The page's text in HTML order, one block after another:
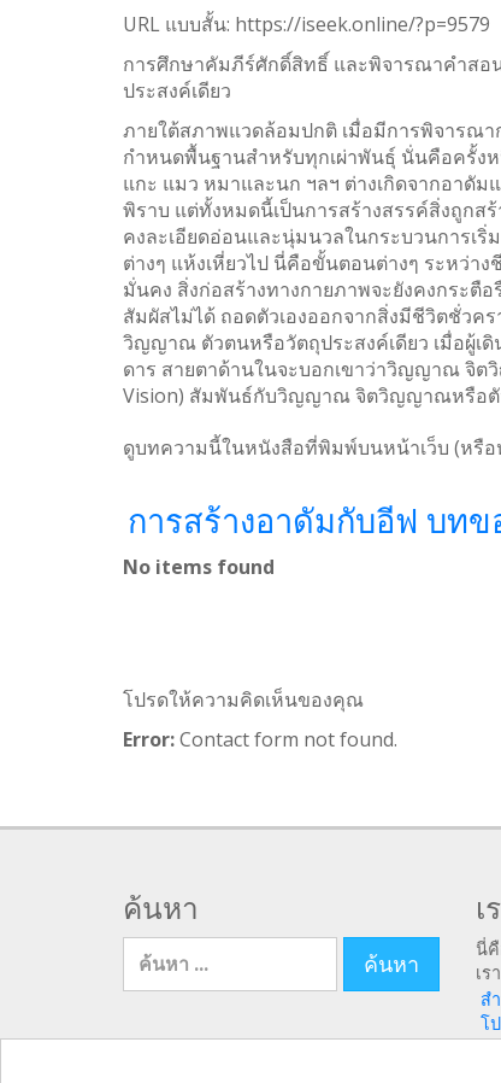
URL แบบสั้น: https://iseek.online/?p=9579
การศึกษาคัมภีร์ศักดิ์สิทธิ์ และพิจารณาคำสอ
ประสงค์เดียว
ภายใต้สภาพแวดล้อมปกติ เมื่อมีการพิจารณ
กำหนดพื้นฐานสำหรับทุกเผ่าพันธุ์ นั่นคือครั้ง
แกะ แมว หมาและนก ฯลฯ ต่างเกิดจากอาดั
พิราบ แต่ทั้งหมดนี้เป็นการสร้างสรรค์สิ่งถูกส
คงละเอียดอ่อนและนุ่มนวลในกระบวนการเ
ต่างๆ แห้งเหี่ยวไป นี่คือขั้นตอนต่างๆ ระหว่า
มั่นคง สิ่งก่อสร้างทางกายภาพจะยังคงกระตื
สัมผัสไม่ได้ ถอดตัวเองออกจากสิ่งมีชีวิตชั่วค
วิญญาณ ตัวตนหรือวัตถุประสงค์เดียว เมื่อผู้
ดาร สายตาด้านในจะบอกเขาว่าวิญญาณ จิ
Vision) สัมพันธ์กับวิญญาณ จิตวิญญาณหรือตั
ดูบทความนี้ในหนังสือที่พิมพ์บนหน้าเว็บ (หรือ
การสร้างอาดัมกับอีฟ บทข
No items found
โปรดให้ความคิดเห็นของคุณ
Error:Contact form not found.
ค้นหา
นี่คื
เรา
ส
โ
WhatsApp